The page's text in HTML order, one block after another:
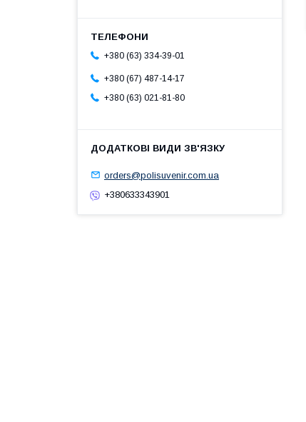
+380 (63) 334-39-01
+380 (67) 487-14-17
+380 (63) 021-81-80
orders@polisuvenir.com.ua
+380633343901